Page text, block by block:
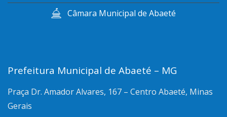
Câmara Municipal de Abaeté
Prefeitura Municipal de Abaeté – MG
Praça Dr. Amador Alvares, 167 – Centro Abaeté, Minas
Gerais